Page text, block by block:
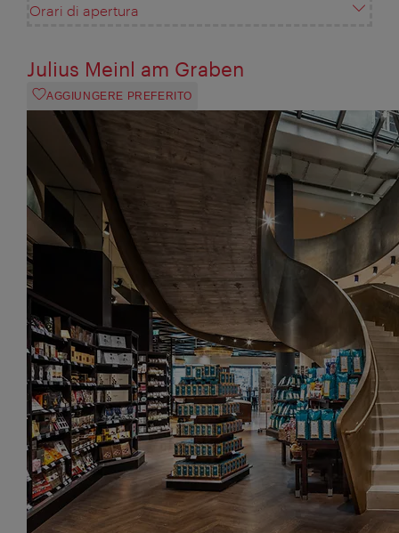
Orari di apertura
Julius Meinl am Graben
AGGIUNGERE PREFERITO